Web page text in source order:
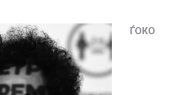
ЃОКО